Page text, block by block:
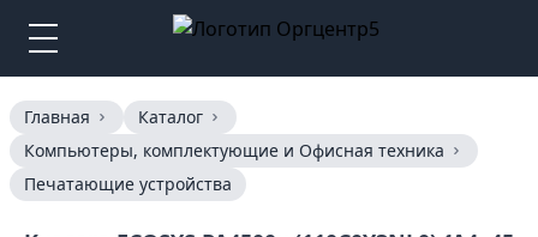
Главная
Каталог
Компьютеры, комплектующие и Офисная техника
Печатающие устройства